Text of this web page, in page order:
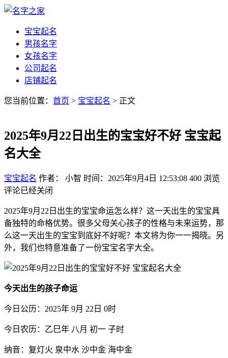
宝宝起名
男孩名字
女孩名字
公司起名
店铺起名
您当前位置： 首页 > 宝宝起名 > 正文
2025年9月22日出生的宝宝好不好 宝宝起
名大全
宝宝起名 作者： 小智 时间：2025年9月4日 12:53:08 400 浏览
评论已经关闭
2025年9月22日出生的宝宝命运怎么样？这一天出生的宝宝具
备独特的命格优势。很多父母关心孩子的性格与未来运势，那
么这一天出生的宝宝到底好不好呢？本文将为你一一揭晓。另
外，我们也特意准备了一份宝宝名字大全。
今天出生的孩子命运
今日公历：2025年 9月 22日 0时
今日农历：乙巳年 八月 初一 子时
纳音：复灯火 泉中水 沙中金 海中金